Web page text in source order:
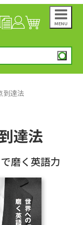
MENU
到達法
達法
磨く英語力